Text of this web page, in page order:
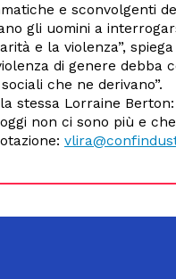
e sconvolgenti
gli uomini a
e la violenza”,
di genere debba
che ne derivano”.
stessa Lorraine
non ci sono più e